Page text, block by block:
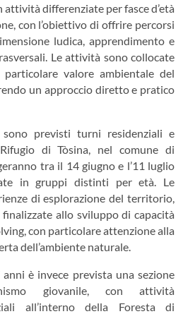
differenziate per fasce d’età
con l’obiettivo di offrire percorsi
ludica, apprendimento e
Le attività sono collocate
valore ambientale del
un approccio diretto e pratico
previsti turni residenziali e
di Tòsina, nel comune di
tra il 14 giugno e l’11 luglio
in gruppi distinti per età. Le
di esplorazione del territorio,
allo sviluppo di capacità
con particolare attenzione alla
dell’ambiente naturale.
è invece prevista una sezione
giovanile, con attività
all’interno della Foresta di